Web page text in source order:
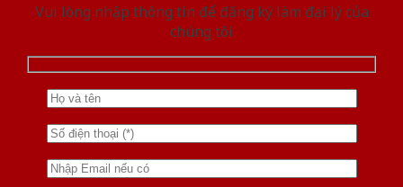
Vui lòng nhập thông tin để đăng ký làm đại lý của
chúng tôi